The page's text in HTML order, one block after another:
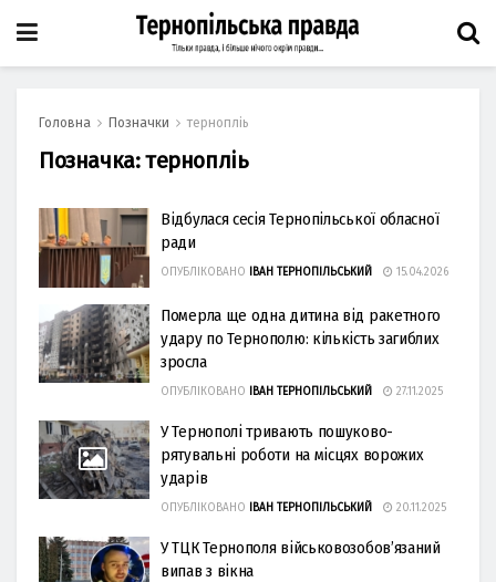
Головна Позначки тернопліь
Позначка:тернопліь
Відбулася сесія Тернопільської обласної
ради
ОПУБЛІКОВАНО ІВАН ТЕРНОПІЛЬСЬКИЙ 15.04.2026
Померла ще одна дитина від ракетного
удару по Тернополю: кількість загиблих
зросла
ОПУБЛІКОВАНО ІВАН ТЕРНОПІЛЬСЬКИЙ 27.11.2025
У Тернополі тривають пошуково-
рятувальні роботи на місцях ворожих
ударів
ОПУБЛІКОВАНО ІВАН ТЕРНОПІЛЬСЬКИЙ 20.11.2025
У ТЦК Тернополя військовозобов’язаний
випав з вікна